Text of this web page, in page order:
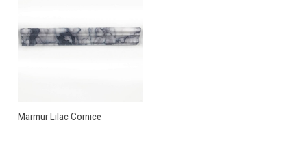
Marmur Lilac Cornice